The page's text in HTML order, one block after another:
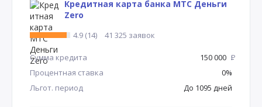
Кредитная карта банка МТС Деньги
Zero
4.9 (14) 41 325 заявок
Сумма кредита 150 000 Р
Процентная ставка
0%
Льгот. период
До 1095 дней